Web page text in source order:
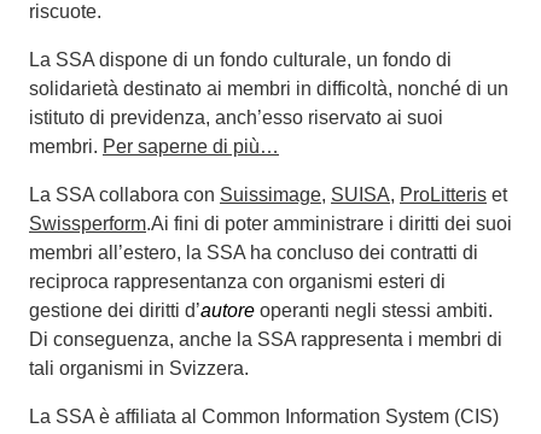
riscuote.
La SSA dispone di un fondo culturale, un fondo di
solidarietà destinato ai membri in difficoltà, nonché di un
istituto di previdenza, anch’esso riservato ai suoi
membri. Per saperne di più…
La SSA collabora con Suissimage, SUISA, ProLitteris et
Swissperform.Ai fini di poter amministrare i diritti dei suoi
membri all’estero, la SSA ha concluso dei contratti di
reciproca rappresentanza con organismi esteri di
gestione dei diritti d’autore operanti negli stessi ambiti.
Di conseguenza, anche la SSA rappresenta i membri di
tali organismi in Svizzera.
La SSA è affiliata al Common Information System (CIS)